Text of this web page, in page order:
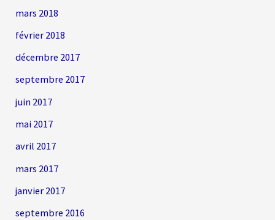
mars 2018
février 2018
décembre 2017
septembre 2017
juin 2017
mai 2017
avril 2017
mars 2017
janvier 2017
septembre 2016